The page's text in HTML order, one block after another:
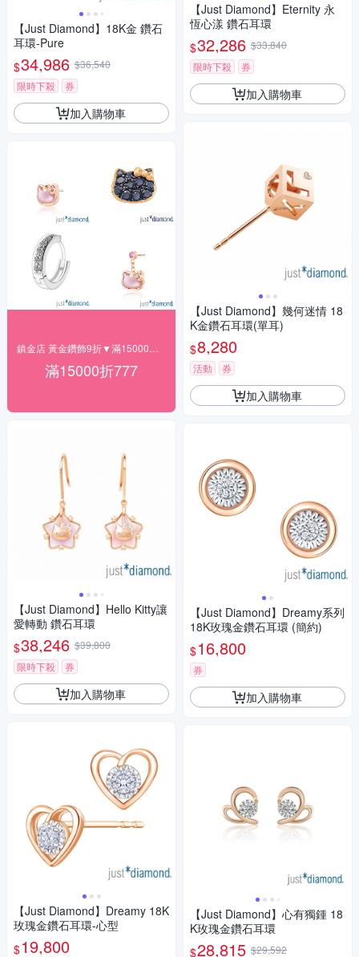
【Just Diamond】18K金 鑽石
耳環-Pure
$34,986 $36,540
限時下殺
券
加入購物車
滿15000折777
【Just Diamond】Hello Kitty讓
愛轉動 鑽石耳環
$38,246 $39,800
限時下殺
券
加入購物車
【Just Diamond】Dreamy 18K
玫瑰金鑽石耳環-心型
$19,800
【Just Diamond】Eternity 永
恆心漾 鑽石耳環
$32,286 $33,840
限時下殺
券
加入購物車
【Just Diamond】幾何迷情 18
K金鑽石耳環(單耳)
$8,280
活動 券
加入購物車
【Just Diamond】Dreamy系列
18K玫瑰金鑽石耳環 (簡約)
$16,800
券
加入購物車
【Just Diamond】心有獨鍾 18
K玫瑰金鑽石耳環
$28,815 $29,592